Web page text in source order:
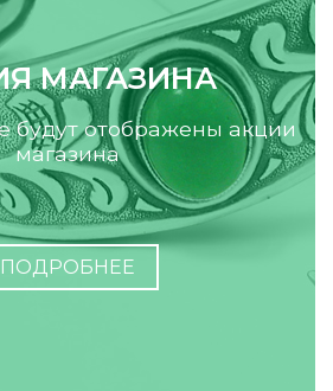
МАГАЗИНА
будут отображены акции
магазина
ПОДРОБНЕЕ